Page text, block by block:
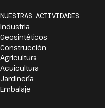
NUESTRAS ACTIVIDADES
Industria
Geosintéticos
Construcción
Agricultura
Acuicultura
Jardinería
Embalaje